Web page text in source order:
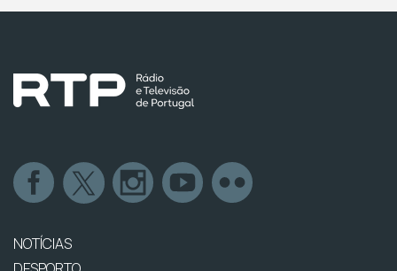
NOTÍCIAS